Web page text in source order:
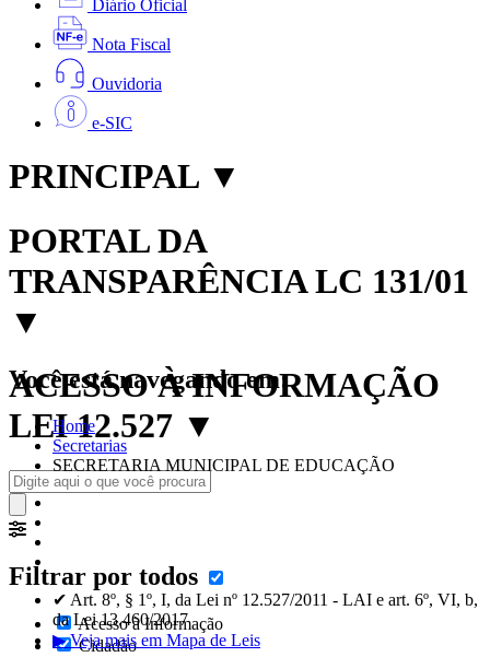
Diário Oficial
Nota Fiscal
Ouvidoria
e-SIC
PRINCIPAL ▼
PORTAL DA
TRANSPARÊNCIA LC 131/01
▼
ACESSO À INFORMAÇÃO
LEI 12.527 ▼
Filtrar por todos
Acesso à Informação
Cidadão
Você está navegando em:
Home
Secretarias
SECRETARIA MUNICIPAL DE EDUCAÇÃO
✔ Art. 8º, § 1º, I, da Lei nº 12.527/2011 - LAI e art. 6º, VI, b,
da Lei 13.460/2017
▶ Veja mais em Mapa de Leis